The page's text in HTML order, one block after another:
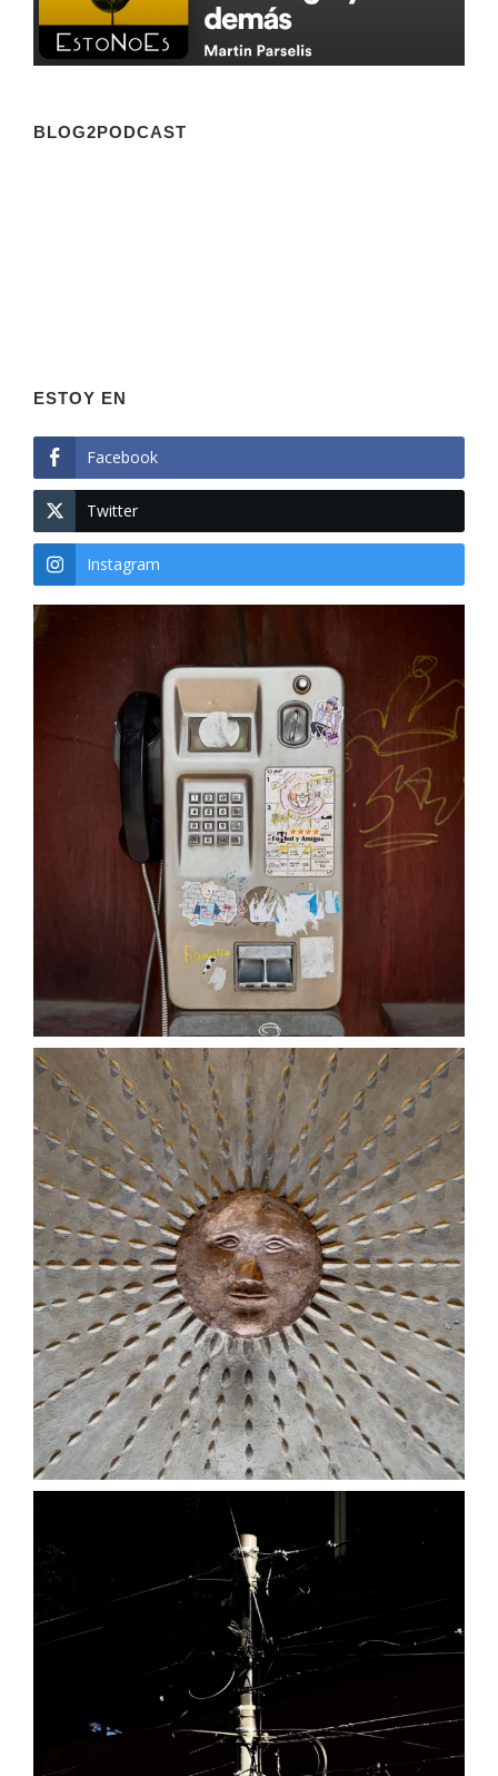
BLOG2PODCAST
ESTOY EN
Facebook
Twitter
Instagram